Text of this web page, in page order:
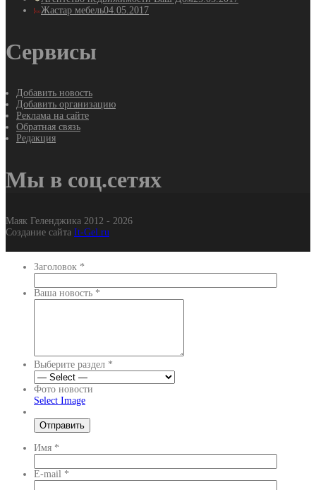
Жастар мебель04.05.2017
Сервисы
Добавить новость
Добавить организацию
Реклама на сайте
Обратная связь
Редакция
Мы в соц.сетях
Маяк Геленджика 2012 - 2026
Создание сайта It-Gel.ru
Заголовок *
Ваша новость *
Выберите раздел *
Фото новости
Select Image
Имя *
E-mail *